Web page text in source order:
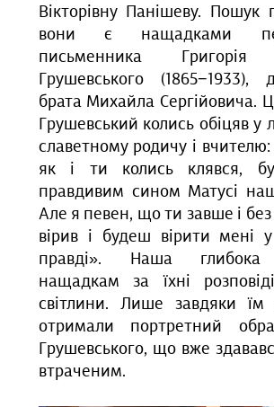
Вікторівну Панішеву. Пошук
вони є нащадками
письменника Григорія
Грушевського (1865−1933),
брата Михайла Сергійовича.
Грушевський колись обіцяв у
славетному родичу і
як і ти колись клявся,
правдивим сином Матусі
Але я певен, що ти завше і без
вірив і будеш вірити мені у
правді». Наша глибока
нащадкам за їхні
світлини. Лише завдяки їм
отримали портретний
Грушевського, що вже
втраченим.